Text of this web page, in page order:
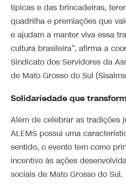
típicas e das brincadeiras,
quadrilha e premiações que
e ajudam a manter viva essa
cultura brasileira”, afirma a
Sindicato dos Servidores da
de Mato Grosso do Sul
Solidariedade que
Além de celebrar as tradições
ALEMS possui uma
sentido, o evento tem como
incentivo às ações
sociais de Mato Grosso do Sul.